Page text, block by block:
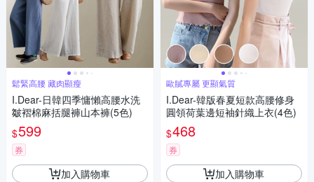
鬆緊高腰 藏肉顯瘦
I.Dear-日韓四季慵懶高腰水洗
皺褶棉麻括腿褲山本褲(5色)
$599
券
加入購物車
歐膩專屬 更顯氣質
I.Dear-韓版春夏短款高腰修身
圓領荷葉邊短袖針織上衣(4色)
$468
券
加入購物車